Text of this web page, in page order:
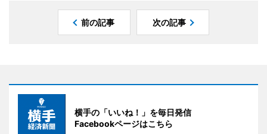
前の記事 次の記事
横手の「いいね！」を毎日発信
Facebookページはこちら